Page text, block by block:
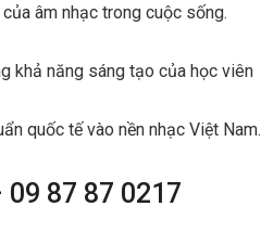
âm nhạc trong cuộc sống.
khả năng sáng tạo của học viên
quốc tế vào nền nhạc Việt Nam.
87 87 0217